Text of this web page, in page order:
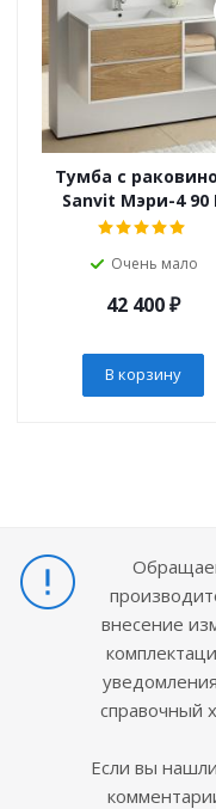
Тумба с
Sanvit Мэри-4 90
Очень мало
42 400₽
В корзину
внесение
справочный
Если вы